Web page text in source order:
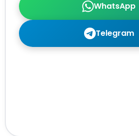
WhatsApp
Telegram